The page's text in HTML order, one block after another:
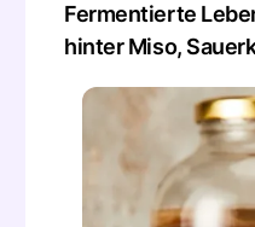
Fermentierte
hinter Miso,